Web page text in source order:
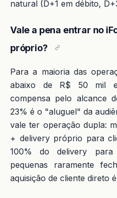
natural (D+1 em débito,
Vale a pena entrar no
próprio?
Para a maioria das
abaixo de R$ 50 mil
compensa pelo alcance
23% é o "aluguel" da
vale ter operação dupla:
+ delivery próprio para
100% do delivery
pequenas raramente
aquisição de cliente direto